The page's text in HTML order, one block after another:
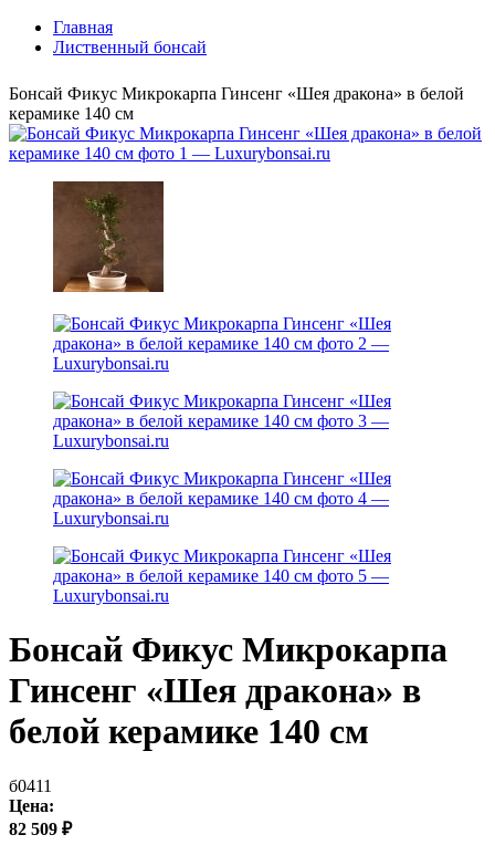
Главная
Лиственный бонсай
Бонсай Фикус Микрокарпа Гинсенг «Шея дракона» в белой
керамике 140 см
Бонсай Фикус Микрокарпа
Гинсенг «Шея дракона» в
белой керамике 140 см
б0411
Цена:
82 509 ₽